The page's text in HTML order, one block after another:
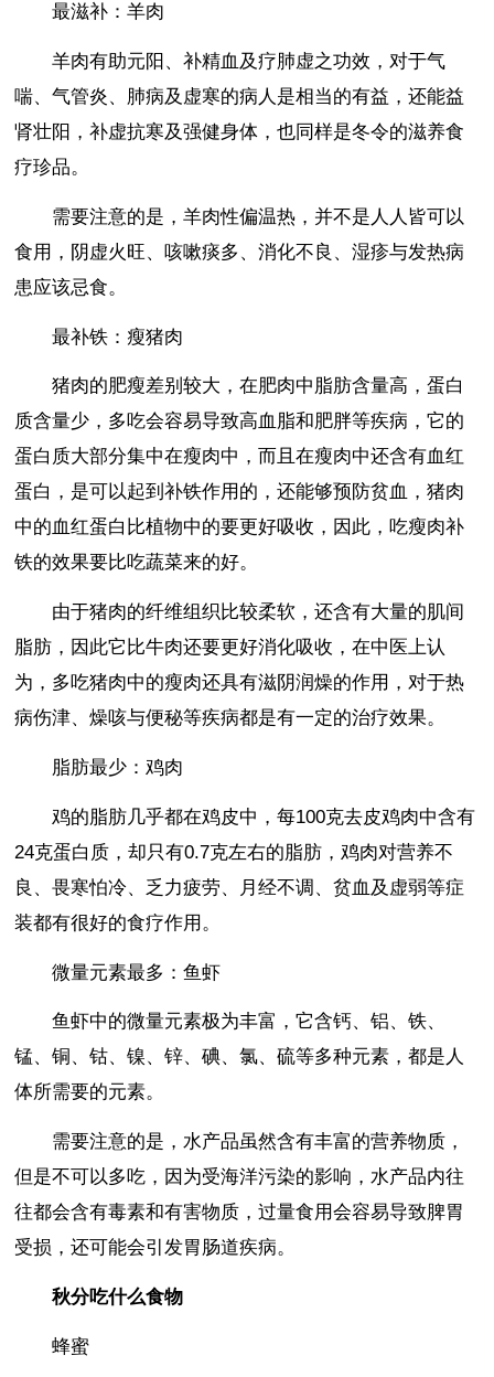
最滋补：羊肉
羊肉有助元阳、补精血及疗肺虚之功效，对于气
喘、气管炎、肺病及虚寒的病人是相当的有益，还能益
肾壮阳，补虚抗寒及强健身体，也同样是冬令的滋养食
疗珍品。
需要注意的是，羊肉性偏温热，并不是人人皆可以
食用，阴虚火旺、咳嗽痰多、消化不良、湿疹与发热病
患应该忌食。
最补铁：瘦猪肉
猪肉的肥瘦差别较大，在肥肉中脂肪含量高，蛋白
质含量少，多吃会容易导致高血脂和肥胖等疾病，它的
蛋白质大部分集中在瘦肉中，而且在瘦肉中还含有血红
蛋白，是可以起到补铁作用的，还能够预防贫血，猪肉
中的血红蛋白比植物中的要更好吸收，因此，吃瘦肉补
铁的效果要比吃蔬菜来的好。
由于猪肉的纤维组织比较柔软，还含有大量的肌间
脂肪，因此它比牛肉还要更好消化吸收，在中医上认
为，多吃猪肉中的瘦肉还具有滋阴润燥的作用，对于热
病伤津、燥咳与便秘等疾病都是有一定的治疗效果。
脂肪最少：鸡肉
鸡的脂肪几乎都在鸡皮中，每100克去皮鸡肉中含有
24克蛋白质，却只有0.7克左右的脂肪，鸡肉对营养不
良、畏寒怕冷、乏力疲劳、月经不调、贫血及虚弱等症
装都有很好的食疗作用。
微量元素最多：鱼虾
鱼虾中的微量元素极为丰富，它含钙、铝、铁、
锰、铜、钴、镍、锌、碘、氯、硫等多种元素，都是人
体所需要的元素。
需要注意的是，水产品虽然含有丰富的营养物质，
但是不可以多吃，因为受海洋污染的影响，水产品内往
往都会含有毒素和有害物质，过量食用会容易导致脾胃
受损，还可能会引发胃肠道疾病。
秋分吃什么食物
蜂蜜